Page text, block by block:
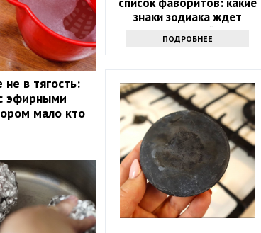
в тягость:
эфирными
мало кто
знаки зодиака ждет
ошеломительный успех в
ближайшие 10 дней
ПОДРОБНЕЕ